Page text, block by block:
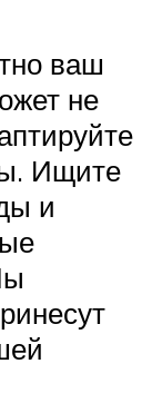
ваш
не
Ищите
и